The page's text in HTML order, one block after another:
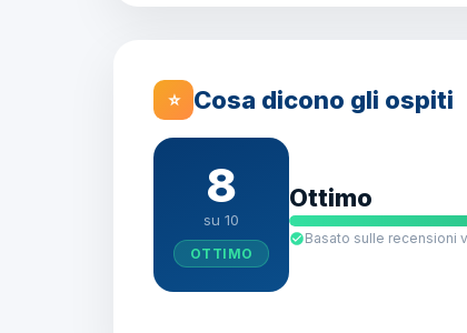
⭐ Cosa dicono gli ospiti
8
su 10
OTTIMO
Ottimo
Basato sulle recensioni